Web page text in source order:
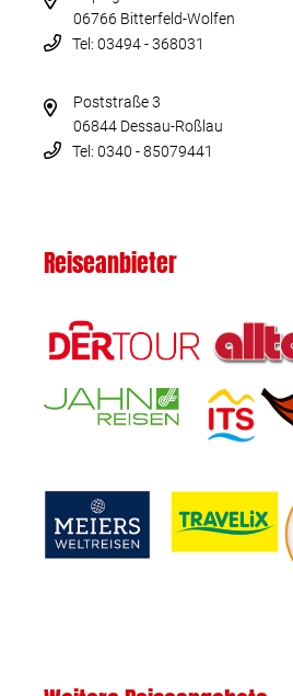
06766 Bitterfeld-Wolfen
Tel: 03494 - 368031
Poststraße 3
06844 Dessau-Roßlau
Tel: 0340 - 85079441
Reiseanbieter